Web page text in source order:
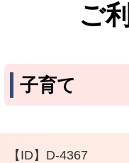
ご
子育て
【ID】 D-4367